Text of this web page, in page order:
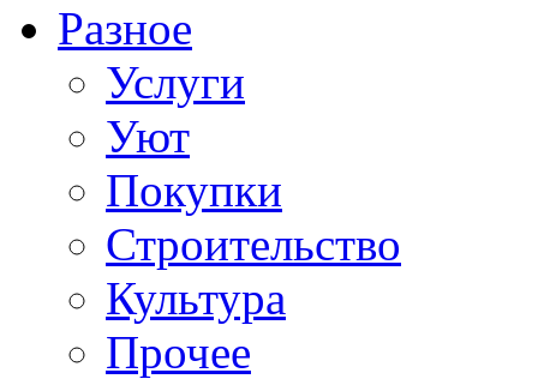
Разное
Услуги
Уют
Покупки
Строительство
Культура
Прочее